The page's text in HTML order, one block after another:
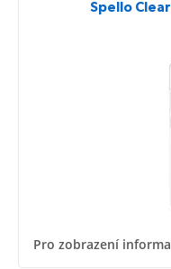
Spello Clear
Pro zobrazení